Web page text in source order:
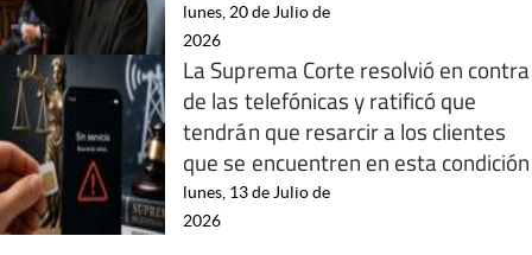
lunes, 20 de Julio de
2026
La Suprema Corte resolvió en contra
de las telefónicas y ratificó que
tendrán que resarcir a los clientes
que se encuentren en esta condición
lunes, 13 de Julio de
2026